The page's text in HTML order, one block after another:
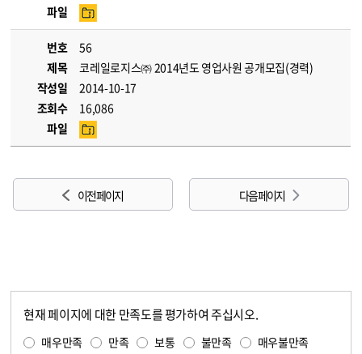
파일
번호
56
제목
코레일로지스㈜ 2014년도 영업사원 공개모집(경력)
작성일
2014-10-17
조회수
16,086
파일
이전 페이지 다음 페이지
현재 페이지에 대한 만족도를 평가하여 주십시오.
매우만족 만족 보통 불만족 매우불만족